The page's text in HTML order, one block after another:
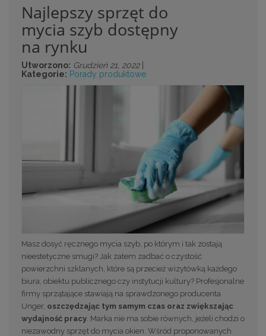
Najlepszy sprzęt do
mycia szyb dostępny
na rynku
Utworzono: Grudzień 21, 2022
Kategorie: Porady produktowe
Masz dosyć ręcznego mycia szyb, po którym i tak zostają
nieestetyczne smugi? Jak zatem zadbać o czystość
powierzchni szklanych, które są przecież wizytówką każdego
biura, obiektu publicznego czy instytucji kultury? Profesjonalne
firmy sprzątające stawiają na sprawdzonego producenta
Unger, oszczędzając tym samym czas oraz zwiększając
wydajność pracy . Marka nie ma sobie równych, jeżeli chodzi o
niezawodny sprzęt do mycia okien. Wśród proponowanych